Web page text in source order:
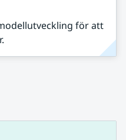
för att